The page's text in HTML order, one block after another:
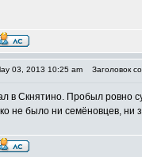
03, 2013 10:25 am Заголовок
в Скнятино. Пробыл ровно
не было ни семёновцев, ни